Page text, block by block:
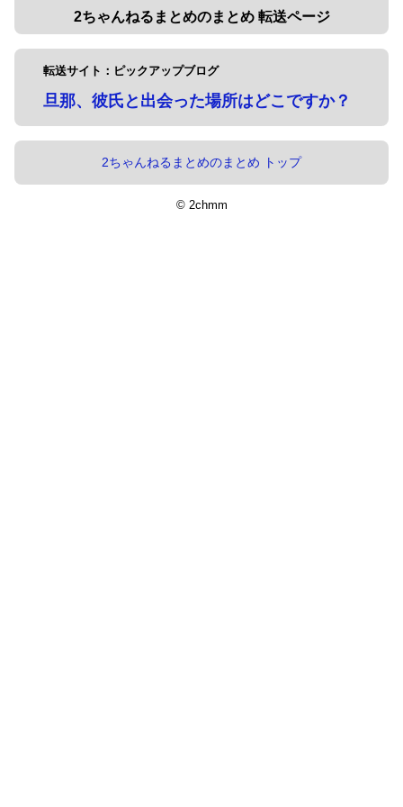
2ちゃんねるまとめのまとめ 転送ページ
転送サイト：ピックアップブログ
旦那、彼氏と出会った場所はどこですか？
2ちゃんねるまとめのまとめ トップ
© 2chmm